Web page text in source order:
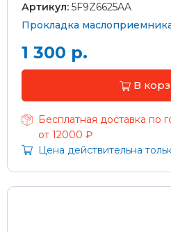
Артикул: 5F9Z6625AA
Прокладка
1 300 р.
В
Бесплатная доставка по
от 12000 ₽
Цена действительна